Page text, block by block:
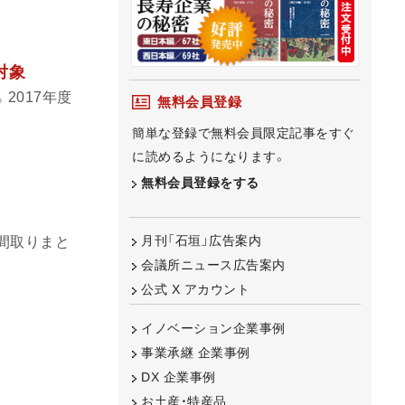
象
2017年度
取りまと
無料会員登録
簡単な登録で無料会員限定記事をすぐ
に読めるようになります。
無料会員登録をする
月刊「石垣」広告案内
会議所ニュース広告案内
公式 X アカウント
イノベーション企業事例
事業承継 企業事例
DX 企業事例
お土産・特産品